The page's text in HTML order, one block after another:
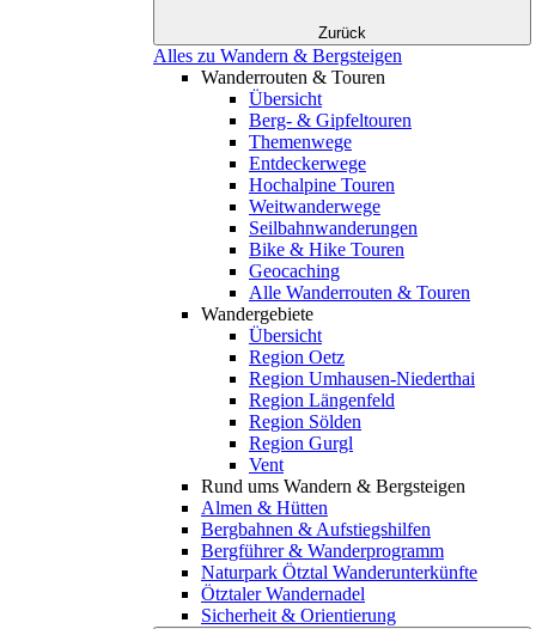
Zurück
Alles zu Wandern & Bergsteigen
Wanderrouten & Touren
Übersicht
Berg- & Gipfeltouren
Themenwege
Entdeckerwege
Hochalpine Touren
Weitwanderwege
Seilbahnwanderungen
Bike & Hike Touren
Geocaching
Alle Wanderrouten & Touren
Wandergebiete
Übersicht
Region Oetz
Region Umhausen-Niederthai
Region Längenfeld
Region Sölden
Region Gurgl
Vent
Rund ums Wandern & Bergsteigen
Almen & Hütten
Bergbahnen & Aufstiegshilfen
Bergführer & Wanderprogramm
Naturpark Ötztal Wanderunterkünfte
Ötztaler Wandernadel
Sicherheit & Orientierung